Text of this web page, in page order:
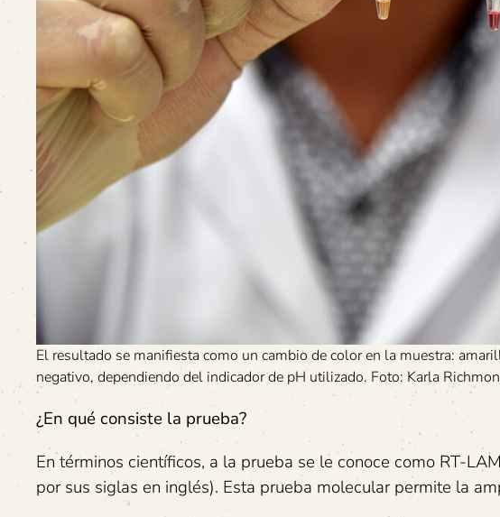
El resultado se manifiesta como un cambio de color en la muestra:
negativo, dependiendo del indicador de pH utilizado. Foto: Karla
¿En qué consiste la prueba?
En términos científicos, a la prueba se le conoce como RT-
por sus siglas en inglés). Esta prueba molecular permite la